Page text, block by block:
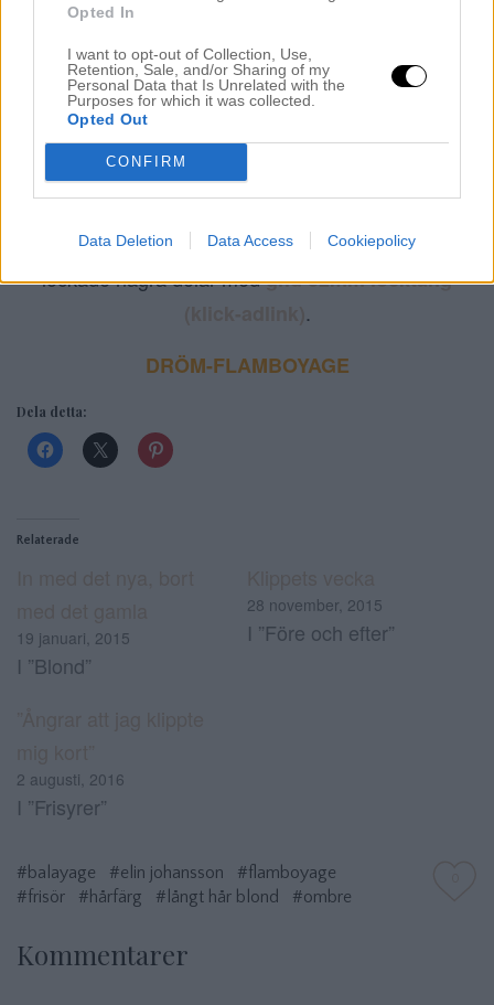
Opted In
I want to opt-out of Collection, Use,
Retention, Sale, and/or Sharing of my
Personal Data that Is Unrelated with the
Purposes for which it was collected.
Opted Out
CONFIRM
Data Deletion Data Access Cookiepolicy
I just denna färgning så använde jag Carro’s egna
bottenfärg för att den är så pigmenterad och så pass
mörk så det går att bygga en snygg ombre med
hennes egna bottenfärg. Jag klippte även igenom
och sval moccablond. Jag volymfönade håret och
lockade några delar medghd 32mm locktång
.
DRÖM-FLAMBOYAGE
Dela detta:
Relaterade
19 januari, 2015
I ”Blond”
28 november, 2015
I ”Före och efter”
2 augusti, 2016
I ”Frisyrer”
#balayage #elin johansson
#flamboyage
#frisör
#hårfärg #långt hår blond #ombre
Kommentarer